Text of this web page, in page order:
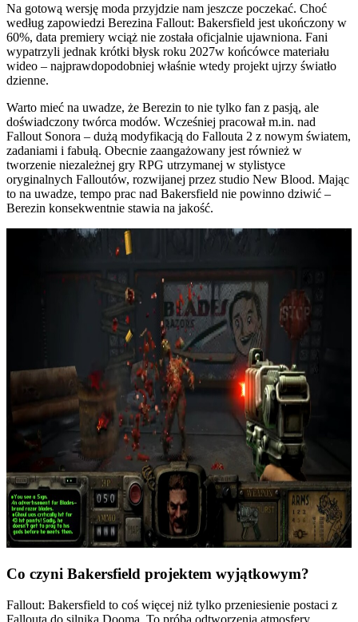
Na gotową wersję moda przyjdzie nam jeszcze poczekać. Choć
według zapowiedzi Berezina Fallout: Bakersfield jest ukończony w
60%, data premiery wciąż nie została oficjalnie ujawniona. Fani
wypatrzyli jednak krótki błysk roku 2027w końcówce materiału
wideo – najprawdopodobniej właśnie wtedy projekt ujrzy światło
dzienne.
Warto mieć na uwadze, że Berezin to nie tylko fan z pasją, ale
doświadczony twórca modów. Wcześniej pracował m.in. nad
Fallout Sonora – dużą modyfikacją do Fallouta 2 z nowym światem,
zadaniami i fabułą. Obecnie zaangażowany jest również w
tworzenie niezależnej gry RPG utrzymanej w stylistyce
oryginalnych Falloutów, rozwijanej przez studio New Blood. Mając
to na uwadze, tempo prac nad Bakersfield nie powinno dziwić –
Berezin konsekwentnie stawia na jakość.
Co czyni Bakersfield projektem wyjątkowym?
Fallout: Bakersfield to coś więcej niż tylko przeniesienie postaci z
Fallouta do silnika Dooma. To próba odtworzenia atmosfery